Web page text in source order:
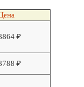
₽
₽